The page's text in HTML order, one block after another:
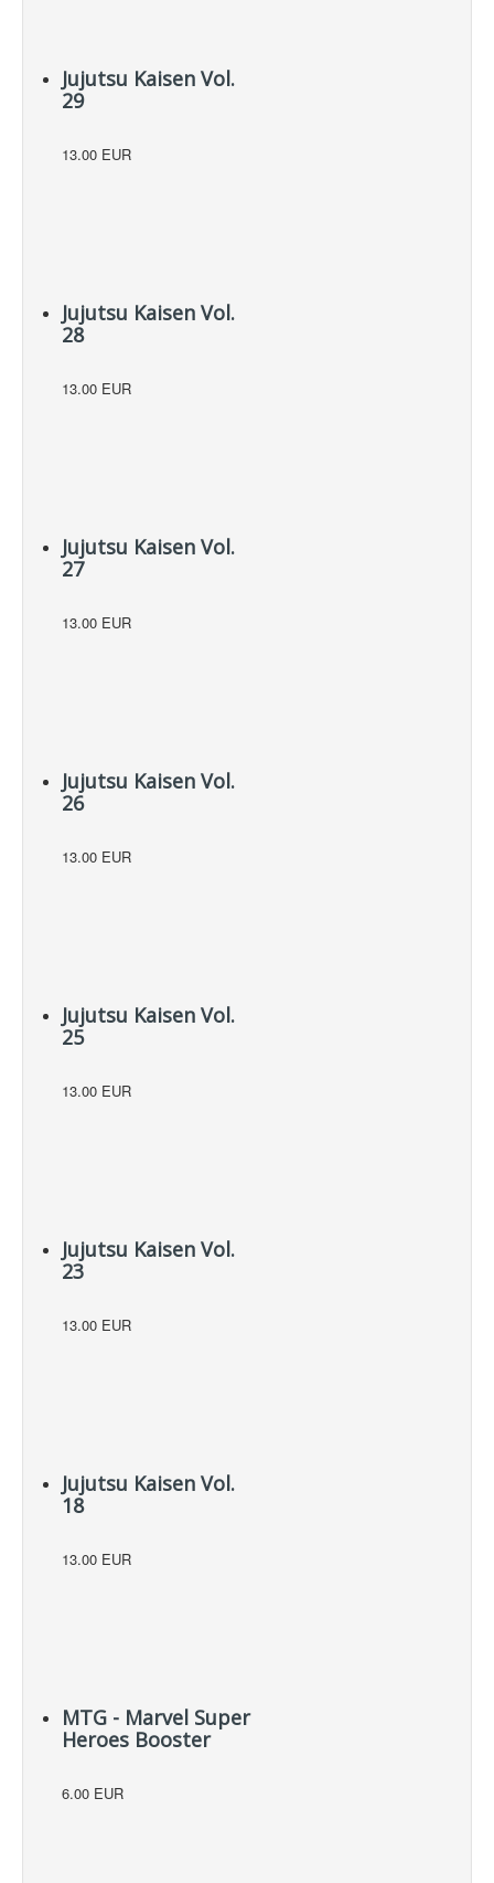
Jujutsu Kaisen Vol.
29
13.00 EUR
Jujutsu Kaisen Vol.
28
13.00 EUR
Jujutsu Kaisen Vol.
27
13.00 EUR
Jujutsu Kaisen Vol.
26
13.00 EUR
Jujutsu Kaisen Vol.
25
13.00 EUR
Jujutsu Kaisen Vol.
23
13.00 EUR
Jujutsu Kaisen Vol.
18
13.00 EUR
MTG - Marvel Super
Heroes Booster
6.00 EUR